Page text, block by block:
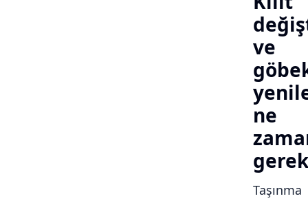
ve
ne
Taşınma